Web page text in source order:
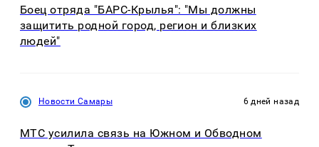
Боец отряда "БАРС-Крылья": "Мы должны
защитить родной город, регион и близких
людей"
Новости Самары 6 дней назад
МТС усилила связь на Южном и Обводном